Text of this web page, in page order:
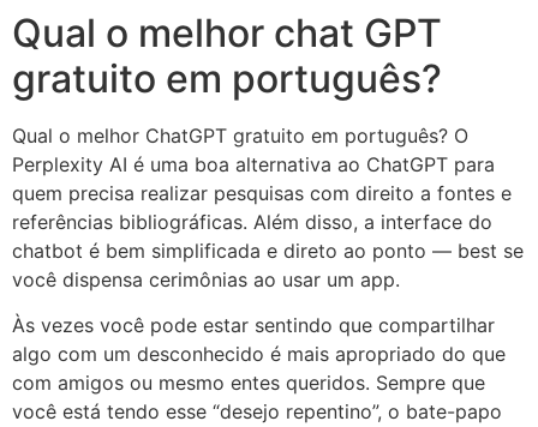
Qual o melhor chat GPT
gratuito em português?
Qual o melhor ChatGPT gratuito em português? O
Perplexity AI é uma boa alternativa ao ChatGPT para
quem precisa realizar pesquisas com direito a fontes e
referências bibliográficas. Além disso, a interface do
chatbot é bem simplificada e direto ao ponto — best se
você dispensa cerimônias ao usar um app.
Às vezes você pode estar sentindo que compartilhar
algo com um desconhecido é mais apropriado do que
com amigos ou mesmo entes queridos. Sempre que
você está tendo esse “desejo repentino”, o bate-papo